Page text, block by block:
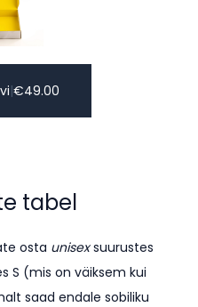
|€49.00
tabel
osta unisexsuurustes
S (mis on väiksem kui
saad endale sobiliku